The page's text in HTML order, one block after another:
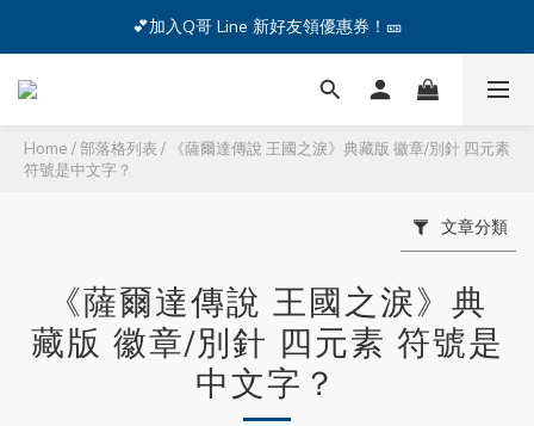
🔥iPhone 17 全系列熱銷中🔥點我購買 — !
💕加入Q哥 Line 新好友領優惠券！🎫
🔥iPhone 17 全系列熱銷中🔥點我購買 — !
Home /部落格列表 /
《薩爾達傳說 王國之淚》典藏版 徽章/別針 四元素
符號是中文字？
文章分類
《薩爾達傳說 王國之淚》典
藏版 徽章/別針 四元素 符號是
中文字？